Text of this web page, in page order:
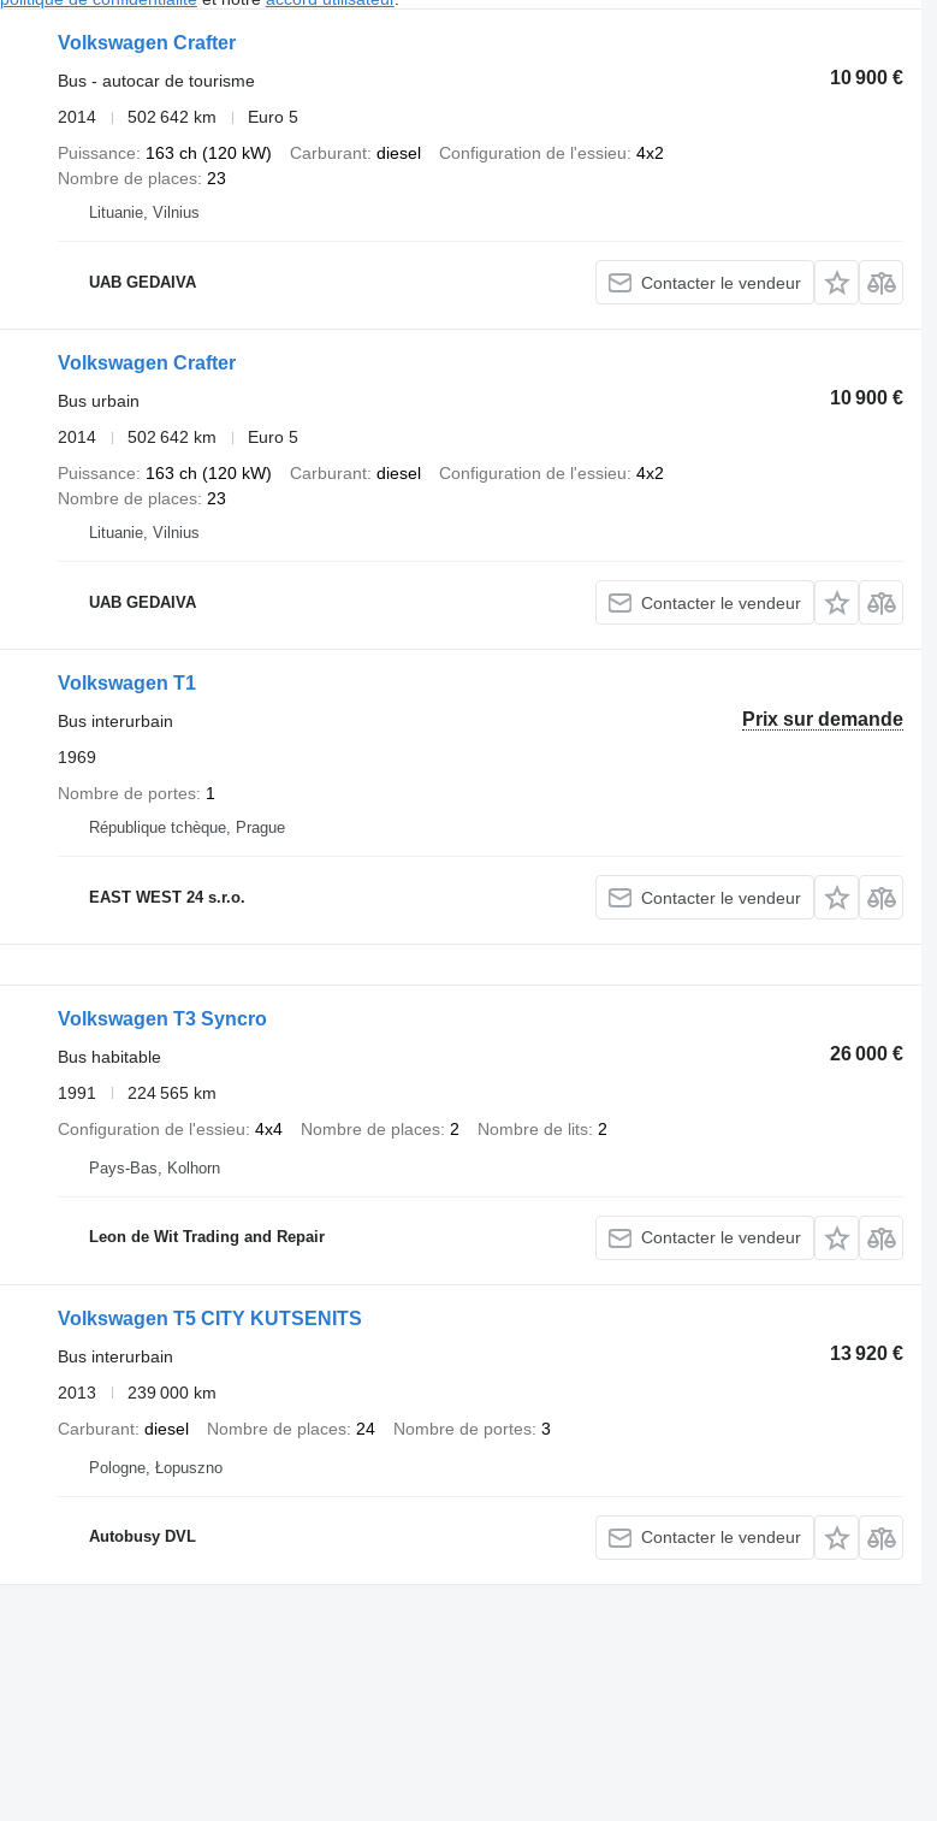
Volkswagen Crafter
10 900 €
Bus - autocar de tourisme
2014
502 642 km
Euro 5
Puissance
163 ch (120 kW) Carburant diesel Configuration de l'essieu 4x2
Nombre de places 23
Lituanie, Vilnius
UAB GEDAIVA Contacter le vendeur
Volkswagen Crafter
10 900 €
Bus urbain
2014
502 642 km
Euro 5
Puissance
163 ch (120 kW) Carburant diesel Configuration de l'essieu 4x2
Nombre de places 23
Lituanie, Vilnius
UAB GEDAIVA Contacter le vendeur
Volkswagen T1
Prix sur demande
Bus interurbain
1969
Nombre de portes 1
République tchèque, Prague
EAST WEST 24 s.r.o. Contacter le vendeur
Volkswagen T3 Syncro
26 000 €
Bus habitable
1991
224 565 km
Configuration de l'essieu 4x4 Nombre de places 2 Nombre de lits 2
Pays-Bas, Kolhorn
Leon de Wit Trading and Repair Contacter le vendeur
Volkswagen T5 CITY KUTSENITS
13 920 €
Bus interurbain
2013
239 000 km
Carburant diesel Nombre de places 24 Nombre de portes 3
Pologne, Łopuszno
Autobusy DVL Contacter le vendeur